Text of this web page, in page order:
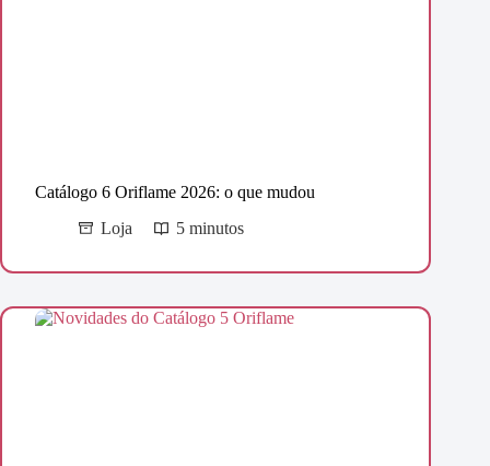
Catálogo 6 Oriflame 2026: o que mudou
Loja
5 minutos